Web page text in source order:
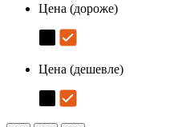
Цена (дороже)
Цена (дешевле)